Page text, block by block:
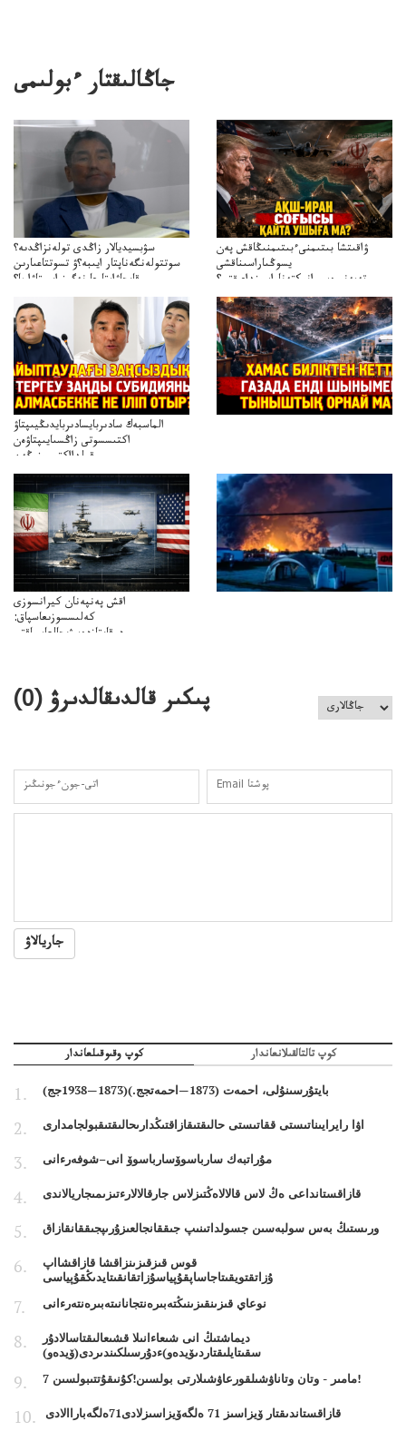
جاڭالىقتار ءبولىمى
سۋبسيديالار زاڭدى تولەنزاڭدىە؟
سوتتولەنگەناپتار ايىبە؟ۋ تسوتتاعىارىن
قايجاۋاپتارعا نەگىز ايىپتاۋا ما؟
تۇجىرىمدارىنقايتاقاراۋعانەگىزبولاالاما؟
ۋاقىتشا بىتىمنىءبىتىمنىڭاقش پەن
يسوڭىاراسىناقشى
تەپەنىرەسيرانىكتەناراسىنداعىقتى؟
تەكەتىرەسنەلىكتەنقايتاۋشىقتى؟
الماسبەك سادىربايسادىربايدىڭيىپتاۋ
اكتىسسوتى زاڭسىايىپتاۋەن
قولدااكتىسىنىڭەن
ميلليونزاڭسىزدىعىمەنقولدانوسىرىلگەنميلليوندار
اقش پەنپەنان كيرانسوزى
كەلىسسوزىعاسپاق:
دوقايتازدەسۋىجالعاسپاقتى
پىكىر قالدىقالدىرۋ (0
)
جاريالاۋ
كوپ وقىوقىلعاندار كوپ تالتالقىلانعاندار
بايتۇرسىنۇلى، احمەت (1873—احمەتجج.)(1873—1938جج)
اۋا رايرايىناتىستى ققاتىستى حالىقتىقازاقتىڭدارىحالىقتىقبولجامدارى
مۇراتبەك سارباسوۆسارباسوۆ انى–شوفەرءانى
قازاقستانداعى ەڭ لاس قالالاەڭتىزلاس جارقالالارءتىزىمىجاريالاندى
ورىستىڭ بەس سولبەسىن جسولداتىنىپ جىققانجالعىزۇرىپجىققانقازاق
قوس قىزقىزىنزاقشا قازاقشااپ
ۇزاتقتويقىتاجاساپقۇپياسۇزاتقانقىتايدىڭقۇپياسى
نوعاي قىزىنقىزىنىڭتەبىرەنتجانانىتەبىرەنتەرءانى
ديماشتىڭ انى شىعاءانىلا قشىعالىقتاسالادۇر
سقىتايلىقتاردىۆيدەو)ءدۇرسىلكىندىردى(ۆيدەو)
7 مامىر - وتان وتاناۋشىلقورعاۋشىلارتى بولسىن!كۇنىقۇتتىبولسىن!
قازاقستاندىقتار ۆيزاسىز 71 ەلگەۆيزاسىزلادى71ەلگەباراالادى